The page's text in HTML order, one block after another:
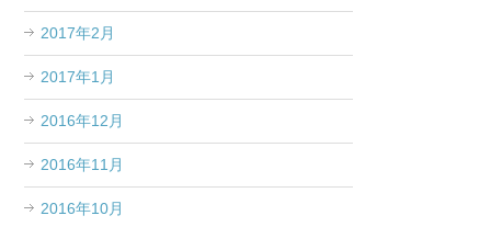
2017年2月
2017年1月
2016年12月
2016年11月
2016年10月